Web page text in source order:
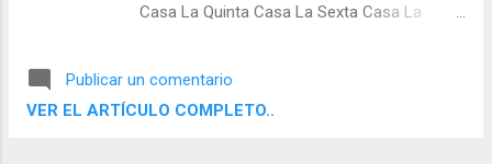
Casa La Quinta Casa La Sexta Casa La
Casa Undécima La Casa Duodécima
Publicar un comentario
VER EL ARTÍCULO COMPLETO..